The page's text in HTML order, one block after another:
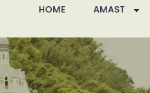
HOME AMAST